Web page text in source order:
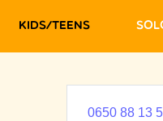
Kids/Teens
0650 88 13